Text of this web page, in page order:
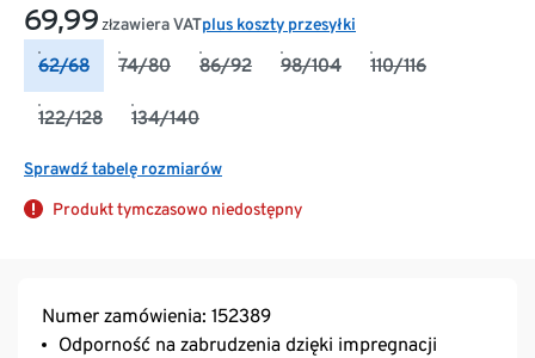
69,99 złzawiera VATplus koszty przesyłki
62/68 74/80 86/92 98/104 110/116
122/128 134/140
Sprawdź tabelę rozmiarów
Produkt tymczasowo niedostępny
Numer zamówienia: 152389
Odporność na zabrudzenia dzięki impregnacji